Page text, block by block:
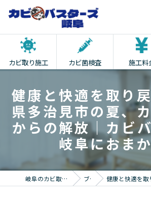
カビ取り施工 カビ菌検査 施工料
健康と快適を取り
県多治見市の夏、
からの解放｜カビ
岐阜におま
岐阜のカビ取りならカビバスターズ岐阜 ブログ 健康と快適を取り戻す！岐阜県多治見市